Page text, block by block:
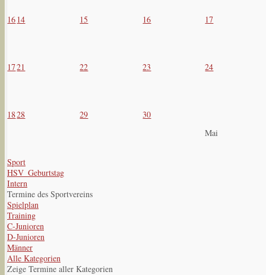
16 14 15 16 17
1721 22 23 24
1828 29
30
Mai
Sport
HSV_Geburtstag
Intern
Termine des Sportvereins
Spielplan
Training
C-Junioren
D-Junioren
Männer
Alle Kategorien
Zeige Termine aller Kategorien